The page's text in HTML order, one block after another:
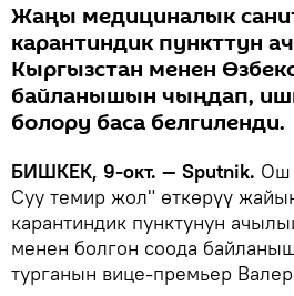
Жаңы медициналык
карантиндик пункттун
Кыргызстан менен
байланышын чыңдап,
болору баса белгиленди.
БИШКЕК, 9-окт. — Sputnik. Ош
Суу темир жол" өткөрүү
карантиндик пунктунун
менен болгон соода
турганын вице-премьер